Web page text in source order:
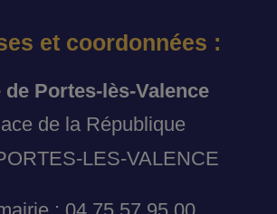
et coordonnées :
de Portes-lès-Valence
de la République
LES-VALENCE